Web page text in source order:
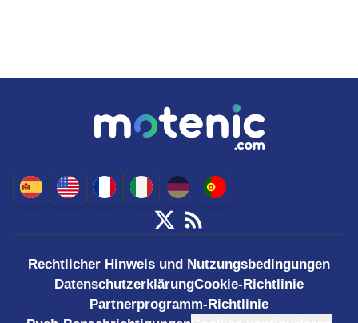
Rechtlicher Hinweis und Nutzungsbedingungen
DatenschutzerklärungCookie-Richtlinie
Partnerprogramm-Richtlinie